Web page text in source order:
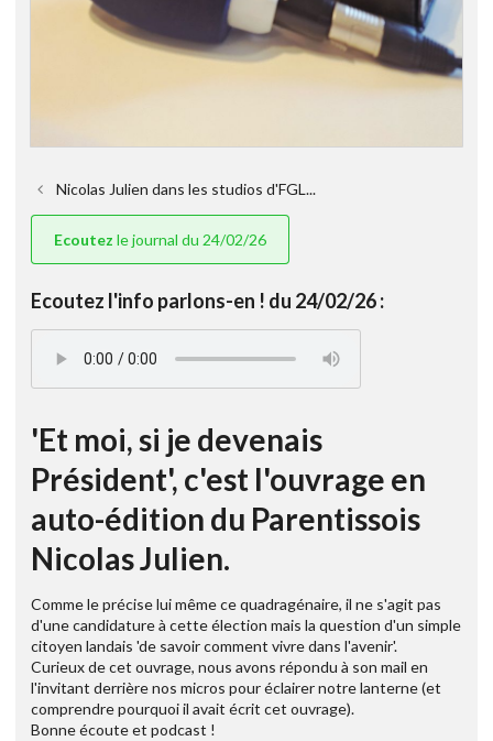
Nicolas Julien dans les studios d'FGL...
Ecoutez le journal du 24/02/26
Ecoutez l'info parlons-en ! du 24/02/26 :
'Et moi, si je devenais
Président', c'est l'ouvrage en
auto-édition du Parentissois
Nicolas Julien.
Comme le précise lui même ce quadragénaire, il ne s'agit pas
d'une candidature à cette élection mais la question d'un simple
citoyen landais 'de savoir comment vivre dans l'avenir'.
Curieux de cet ouvrage, nous avons répondu à son mail en
l'invitant derrière nos micros pour éclairer notre lanterne (et
comprendre pourquoi il avait écrit cet ouvrage).
Bonne écoute et podcast !